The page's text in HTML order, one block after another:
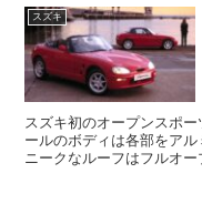
スズキ
スズキ初のオープンスポ
ールのボディは各部をア
ニークなルーフはフルオ